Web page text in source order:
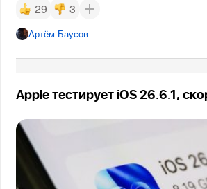
29 3
Артём Баусов
Apple тестирует iOS 26.6.1,